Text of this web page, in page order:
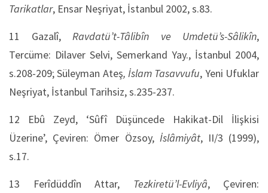
Tarikatlar, Ensar Neşriyat, İstanbul 2002, s.83.
11 Gazalî, Ravdatü’t-Tâlibîn ve Umdetü’s-Sâlikîn,
Tercüme: Dilaver Selvi, Semerkand Yay., İstanbul 2004,
s.208-209; Süleyman Ateş, İslam Tasavvufu, Yeni Ufuklar
Neşriyat, İstanbul Tarihsiz, s.235-237.
12 Ebû Zeyd, ‘Sûfî Düşüncede Hakikat-Dil İlişkisi
Üzerine’, Çeviren: Ömer Özsoy, İslâmiyât, II/3 (1999),
s.17.
13 Ferîdüddîn Attar, Tezkiretü’l-Evliyâ, Çeviren: